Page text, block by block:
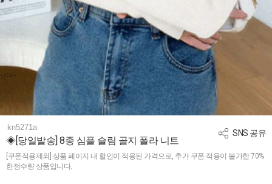
SNS 공유
kn5271a
◈[당일발송] 8종 심플 슬림 골지 폴라 니트
[쿠폰적용제외] 상품 페이지 내 할인이 적용된 가격으로, 추가 쿠폰 적용이 불가한 70%
한정수량 상품입니다.